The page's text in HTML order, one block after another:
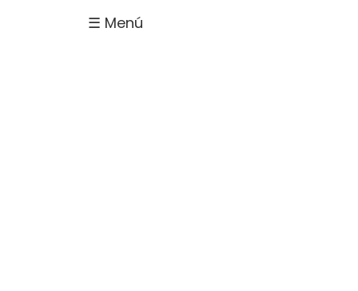
☰ Menú